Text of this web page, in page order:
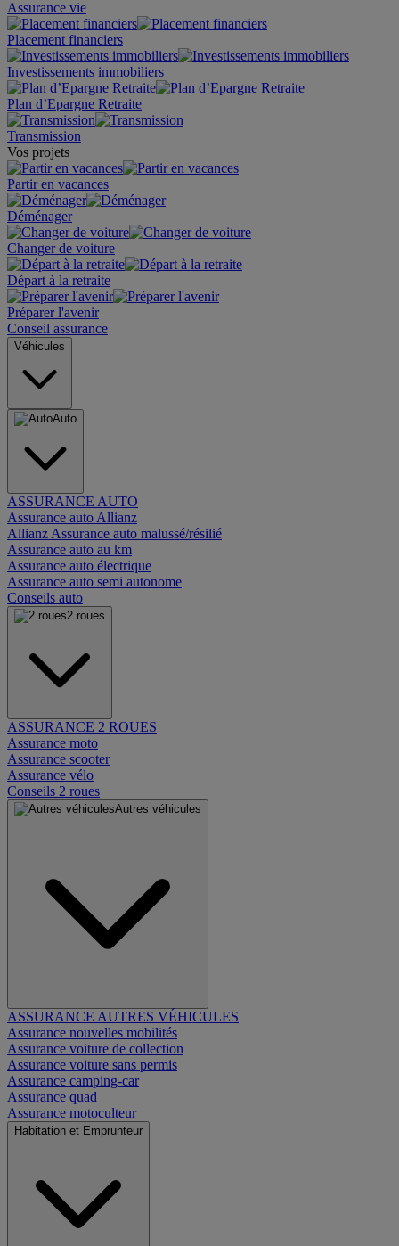
Assurance vie
Placement financiers
Investissements immobiliers
Plan d’Epargne Retraite
Transmission
Vos projets
Partir en vacances
Déménager
Changer de voiture
Départ à la retraite
Préparer l'avenir
Conseil assurance
Véhicules
Auto
ASSURANCE AUTO
Assurance auto Allianz
Allianz Assurance auto malussé/résilié
Assurance auto au km
Assurance auto électrique
Assurance auto semi autonome
Conseils auto
2 roues
ASSURANCE 2 ROUES
Assurance moto
Assurance scooter
Assurance vélo
Conseils 2 roues
Autres véhicules
ASSURANCE AUTRES VÉHICULES
Assurance nouvelles mobilités
Assurance voiture de collection
Assurance voiture sans permis
Assurance camping-car
Assurance quad
Assurance motoculteur
Habitation et Emprunteur